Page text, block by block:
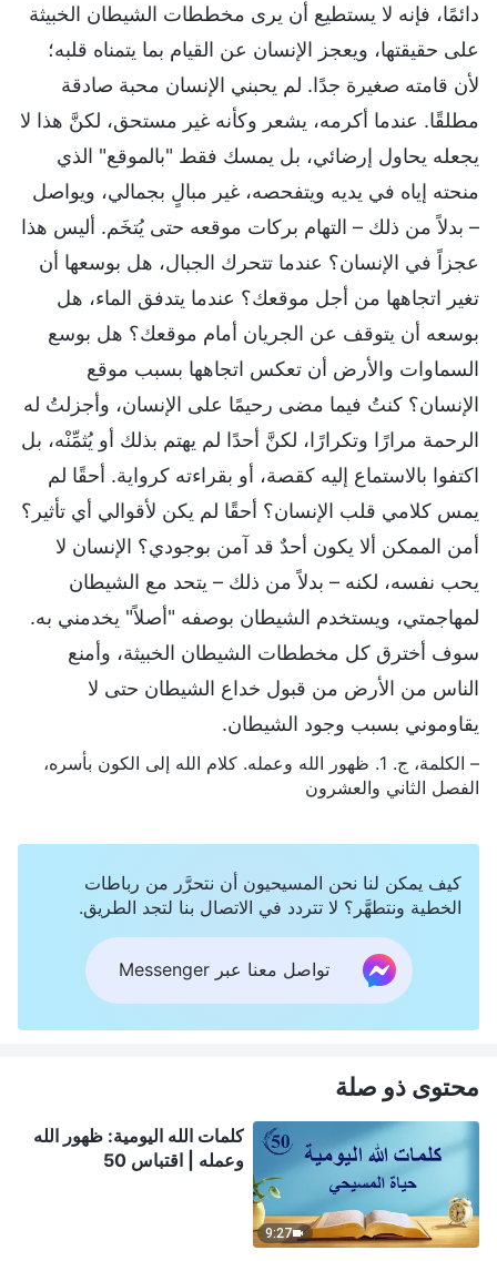
دائمًا، فإنه لا يستطيع أن يرى مخططات الشيطان الخبيثة
على حقيقتها، ويعجز الإنسان عن القيام بما يتمناه قلبه؛
لأن قامته صغيرة جدًا. لم يحبني الإنسان محبة صادقة
مطلقًا. عندما أكرمه، يشعر وكأنه غير مستحق، لكنَّ هذا لا
يجعله يحاول إرضائي، بل يمسك فقط "بالموقع" الذي
منحته إياه في يديه ويتفحصه، غير مبالٍ بجمالي، ويواصل
– بدلاً من ذلك – التهام بركات موقعه حتى يُتخَم. أليس هذا
عجزاً في الإنسان؟ عندما تتحرك الجبال، هل بوسعها أن
تغير اتجاهها من أجل موقعك؟ عندما يتدفق الماء، هل
بوسعه أن يتوقف عن الجريان أمام موقعك؟ هل بوسع
السماوات والأرض أن تعكس اتجاهها بسبب موقع
الإنسان؟ كنتُ فيما مضى رحيمًا على الإنسان، وأجزلتُ له
الرحمة مرارًا وتكرارًا، لكنَّ أحدًا لم يهتم بذلك أو يُثمِّنْه، بل
اكتفوا بالاستماع إليه كقصة، أو بقراءته كرواية. أحقًا لم
يمس كلامي قلب الإنسان؟ أحقًا لم يكن لأقوالي أي تأثير؟
أمن الممكن ألا يكون أحدٌ قد آمن بوجودي؟ الإنسان لا
يحب نفسه، لكنه – بدلاً من ذلك – يتحد مع الشيطان
لمهاجمتي، ويستخدم الشيطان بوصفه "أصلاً" يخدمني به.
سوف أخترق كل مخططات الشيطان الخبيثة، وأمنع
الناس من الأرض من قبول خداع الشيطان حتى لا
يقاوموني بسبب وجود الشيطان.
– الكلمة، ج. 1. ظهور الله وعمله. كلام الله إلى الكون بأسره،
الفصل الثاني والعشرون
كيف يمكن لنا نحن المسيحيون أن نتحرَّر من رباطات
الخطية ونتطهَّر؟ لا تتردد في الاتصال بنا لتجد الطريق.
تواصل معنا عبر Messenger
محتوى ذو صلة
9:27
كلمات الله اليومية: ظهور الله
وعمله | اقتباس 50